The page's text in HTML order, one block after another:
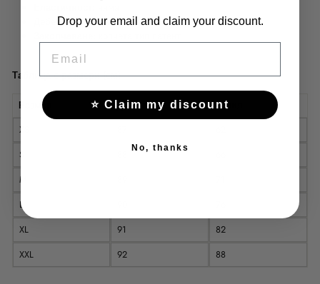
Дебелина:средна
Таблица с размери (см)
Размер Дължина
Талия
XS
S
M
L
XL
91
82
XXL
92 88
Drop your email and claim your discount.
⭐ Claim my discount
No, thanks